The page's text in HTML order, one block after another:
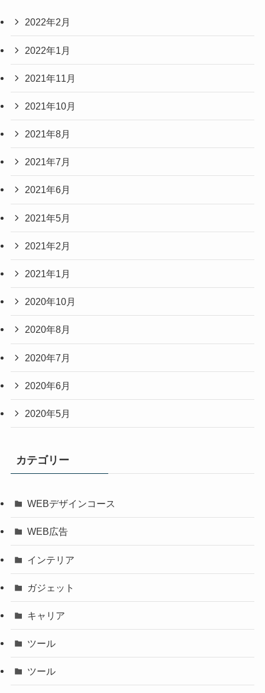
2022年2月
2022年1月
2021年11月
2021年10月
2021年8月
2021年7月
2021年6月
2021年5月
2021年2月
2021年1月
2020年10月
2020年8月
2020年7月
2020年6月
2020年5月
カテゴリー
WEBデザインコース
WEB広告
インテリア
ガジェット
キャリア
ツール
ツール